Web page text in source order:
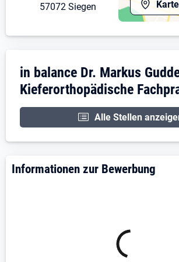
57072 Siegen
Unternehmensdarstellung:
in balance Dr. Markus
Kieferorthopädische
Alle Stellen
Informationen zur Bewerbung